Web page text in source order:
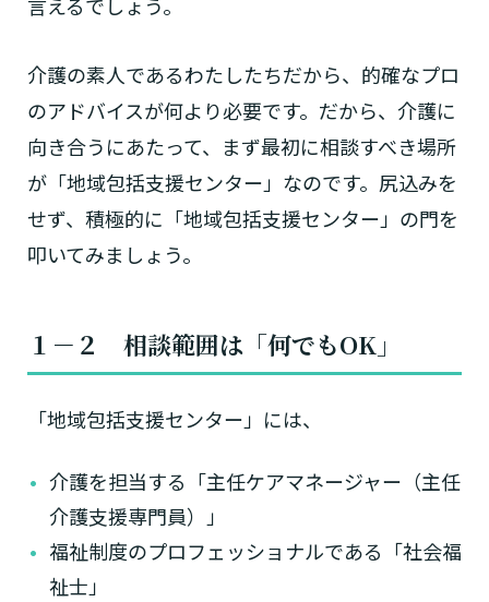
介護の素人であるわたしたちだから、的確なプロ
のアドバイスが何より必要です。だから、介護に
向き合うにあたって、まず最初に相談すべき場所
が「地域包括支援センター」なのです。尻込みを
せず、積極的に「地域包括支援センター」の門を
叩いてみましょう。
１－２ 相談範囲は「何でもOK」
「地域包括支援センター」には、
介護を担当する「主任ケアマネージャー（主任
介護支援専門員）」
福祉制度のプロフェッショナルである「社会福
祉士」